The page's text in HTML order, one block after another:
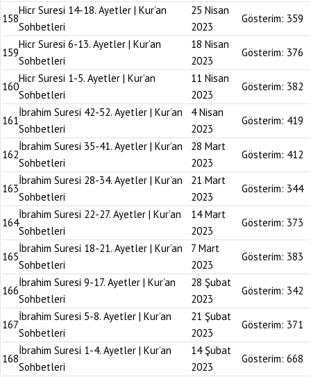
158
Hicr Suresi 14-18. Ayetler | Kur’an
Sohbetleri
25 Nisan
2023
Gösterim: 359
159
Hicr Suresi 6-13. Ayetler | Kur’an
Sohbetleri
18 Nisan
2023
Gösterim: 376
160
Hicr Suresi 1-5. Ayetler | Kur’an
Sohbetleri
11 Nisan
2023
Gösterim: 382
161
İbrahim Suresi 42-52. Ayetler | Kur’an
Sohbetleri
4 Nisan
2023
Gösterim: 419
162
İbrahim Suresi 35-41. Ayetler | Kur’an
Sohbetleri
28 Mart
2023
Gösterim: 412
163
İbrahim Suresi 28-34. Ayetler | Kur’an
Sohbetleri
21 Mart
2023
Gösterim: 344
164
İbrahim Suresi 22-27. Ayetler | Kur’an
Sohbetleri
14 Mart
2023
Gösterim: 373
165
İbrahim Suresi 18-21. Ayetler | Kur’an
Sohbetleri
7 Mart
2023
Gösterim: 383
166
İbrahim Suresi 9-17. Ayetler | Kur’an
Sohbetleri
28 Şubat
2023
Gösterim: 342
167
İbrahim Suresi 5-8. Ayetler | Kur’an
Sohbetleri
21 Şubat
2023
Gösterim: 371
168
İbrahim Suresi 1-4. Ayetler | Kur’an
Sohbetleri
14 Şubat
2023
Gösterim: 668